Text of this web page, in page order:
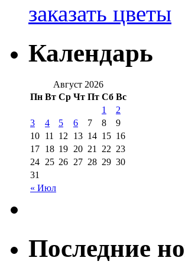
заказать цветы
Календарь
Август 2026
Пн Вт Ср Чт Пт Сб Вс
« Июл
1
2
3
4 5 6 7 8
9
10 11 12 13 14 15 16
17 18 19 20 21 22 23
24 25 26 27 28 29 30
31
Последние